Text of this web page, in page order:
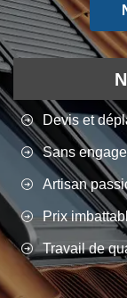
Devis et
Sans
Artisan
Prix
Travail de